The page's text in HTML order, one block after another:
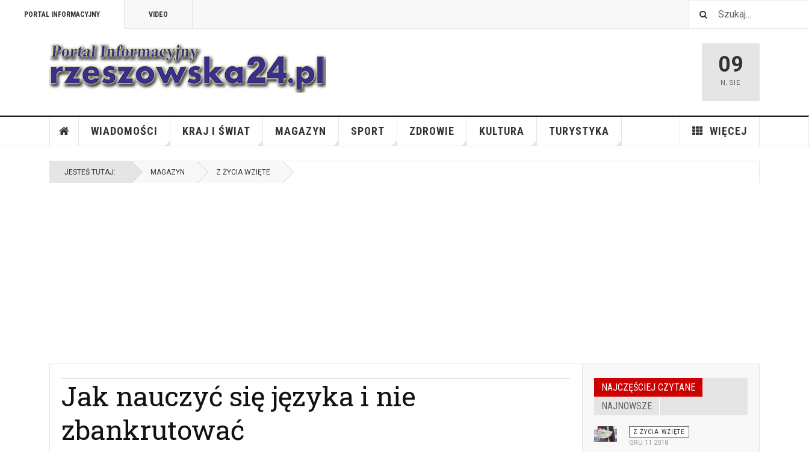
PORTAL INFORMACYJNY VIDEO
09
N ,SIE
WIADOMOŚCI KRAJ I ŚWIAT MAGAZYN SPORT ZDROWIE KULTURA TURYSTYKA WIĘCEJ
JESTEŚ TUTAJ: MAGAZYN Z ŻYCIA WZIĘTE
Jak nauczyć się języka i nie
zbankrutować
NAJCZĘŚCIEJ CZYTANE
NAJNOWSZE
Z ŻYCIA WZIĘTE
GRU 11 2018